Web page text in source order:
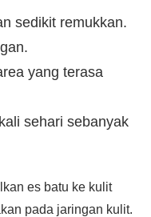
sedikit remukkan.
yang terasa
sehari sebanyak
es batu ke kulit
pada jaringan kulit.